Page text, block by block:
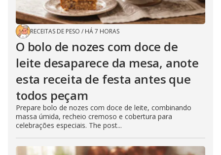
RECEITAS DE PESO / HÁ 7 HORAS
O bolo de nozes com doce de
leite desaparece da mesa, anote
esta receita de festa antes que
todos peçam
Prepare bolo de nozes com doce de leite, combinando
massa úmida, recheio cremoso e cobertura para
celebrações especiais. The post...